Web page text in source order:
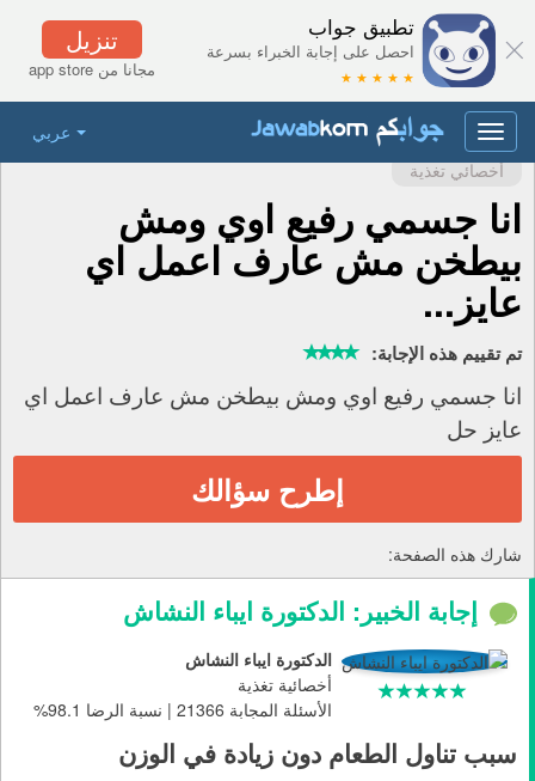
تنزيل
مجانا من app store
تطبيق جواب
احصل على إجابة الخبراء بسرعة
★ ★ ★ ★ ★
عربي
Toggle
navigation
أخصائي تغذية
انا جسمي رفيع اوي ومش
بيطخن مش عارف اعمل اي
عايز...
تم تقييم هذه الإجابة:
انا جسمي رفيع اوي ومش بيطخن مش عارف اعمل اي
عايز حل
إطرح سؤالك
شارك هذه الصفحة:
إجابة الخبير: الدكتورة ايباء النشاش
الدكتورة ايباء النشاش
أخصائية تغذية
الأسئلة المجابة 21366 | نسبة الرضا 98.1%
سبب تناول الطعام دون زيادة في الوزن